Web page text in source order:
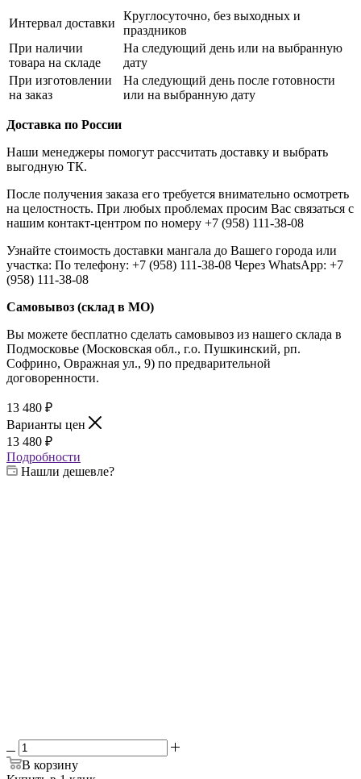
Интервал доставки
Круглосуточно, без выходных и
праздников
При наличии
товара на складе
На следующий день или на выбранную
дату
При изготовлении
на заказ
На следующий день после готовности
или на выбранную дату
Доставка по России
Наши менеджеры помогут рассчитать доставку и выбрать
выгодную ТК.
После получения заказа его требуется внимательно осмотреть
на целостность. При любых проблемах просим Вас связаться с
нашим контакт-центром по номеру +7 (958) 111-38-08
Узнайте стоимость доставки мангала до Вашего города или
участка: По телефону: +7 (958) 111-38-08 Через WhatsApp: +7
(958) 111-38-08
Самовывоз (склад в МО)
Вы можете бесплатно сделать самовывоз из нашего склада в
Подмосковье (Московская обл., г.о. Пушкинский, рп.
Софрино, Овражная ул., 9) по предварительной
договоренности.
13 480 ₽
Варианты цен
13 480 ₽
Подробности
Нашли дешевле?
В корзину